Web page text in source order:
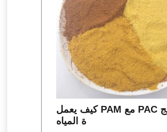
كيف يعمل PAM مع PAC في معالج
ة المياه